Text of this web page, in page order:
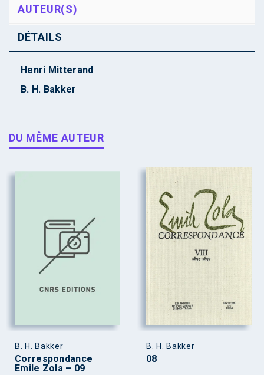
AUTEUR(S)
DÉTAILS
Henri Mitterand
B. H. Bakker
DU MÊME AUTEUR
B. H. Bakker
Correspondance
Emile Zola – 09
B. H. Bakker
08